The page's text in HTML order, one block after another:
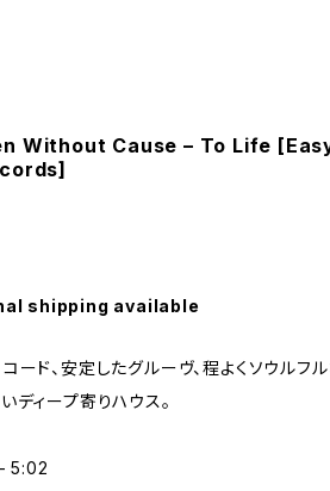
Without Cause – To Life
shipping available
ード、安定したグルーヴ、程よくソウルフ
ディープ寄りハウス。
5:02